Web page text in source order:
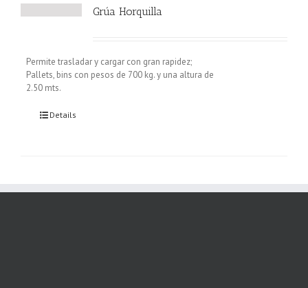
Grúa Horquilla
Permite trasladar y cargar con gran rapidez;
Pallets, bins con pesos de 700 kg. y una altura de
2.50 mts.
Details